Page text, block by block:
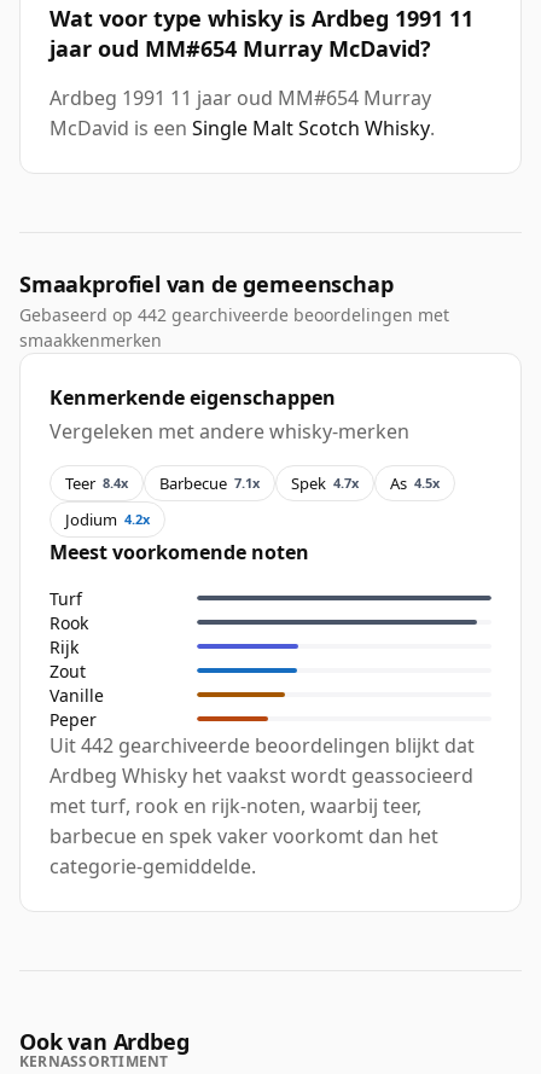
Wat voor type whisky is Ardbeg 1991 11
jaar oud MM#654 Murray McDavid?
Ardbeg 1991 11 jaar oud MM#654 Murray
McDavid is een Single Malt Scotch Whisky.
Smaakprofiel van de gemeenschap
Gebaseerd op 442 gearchiveerde beoordelingen met
smaakkenmerken
Kenmerkende eigenschappen
Vergeleken met andere whisky-merken
Teer 8.4x Barbecue 7.1x Spek 4.7x As 4.5x
Jodium 4.2x
Meest voorkomende noten
Turf
Rook
Rijk
Zout
Vanille
Peper
Uit 442 gearchiveerde beoordelingen blijkt dat
Ardbeg Whisky het vaakst wordt geassocieerd
met turf, rook en rijk-noten, waarbij teer,
barbecue en spek vaker voorkomt dan het
categorie-gemiddelde.
Ook van Ardbeg
KERNASSORTIMENT